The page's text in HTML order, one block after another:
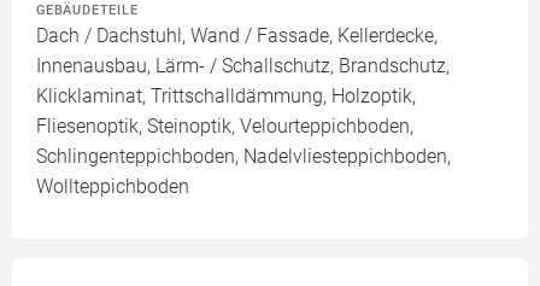
GEBÄUDETEILE
Dach / Dachstuhl, Wand / Fassade, Kellerdecke,
Innenausbau, Lärm- / Schallschutz, Brandschutz,
Klicklaminat, Trittschalldämmung, Holzoptik,
Fliesenoptik, Steinoptik, Velourteppichboden,
Schlingenteppichboden, Nadelvliesteppichboden,
Wollteppichboden